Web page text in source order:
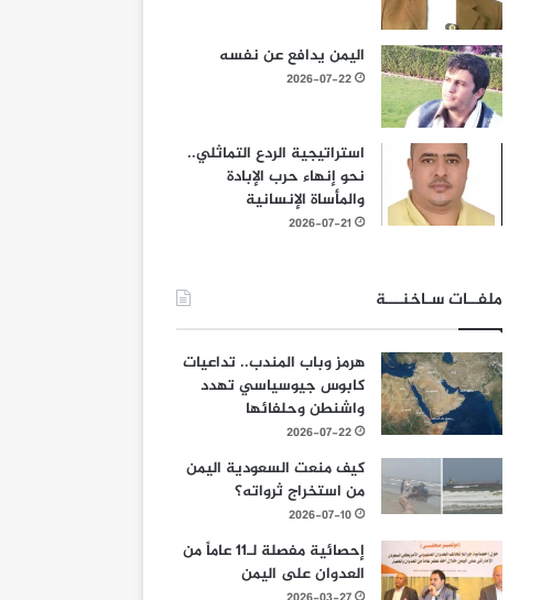
اليمن يدافع عن نفسه
2026-07-22
استراتيجية الردع التماثلي..
نحو إنهاء حرب الإبادة
والمأساة الإنسانية
2026-07-21
ملفــات سـاخنـــة
هرمز وباب المندب.. تداعيات
كابوس جيوسياسي تهدد
واشنطن وحلفائها
2026-07-22
كيف منعت السعودية اليمن
من استخراج ثرواته؟
2026-07-10
إحصائية مفصلة لـ11 عاماً من
العدوان على اليمن